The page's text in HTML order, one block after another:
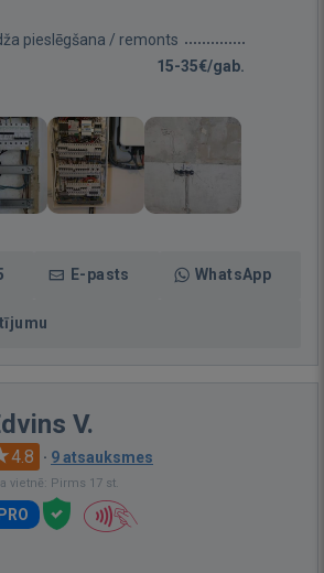
pieslēgšana / remonts
15-35€/gab.
E-pasts WhatsApp
V.
4.8 · 9 atsauksmes
vietnē: Pirms 17 st.